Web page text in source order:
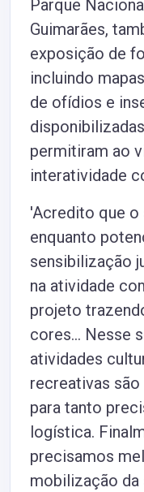
Parque
Guimarães,
exposição de
incluindo
de ofídios e
permitiram ao
interatividade
'Acredito que
enquanto
sensibilização
na atividade
projeto
cores... Nesse
atividades
recreativas
para tanto
logística.
precisamos
mobilização da